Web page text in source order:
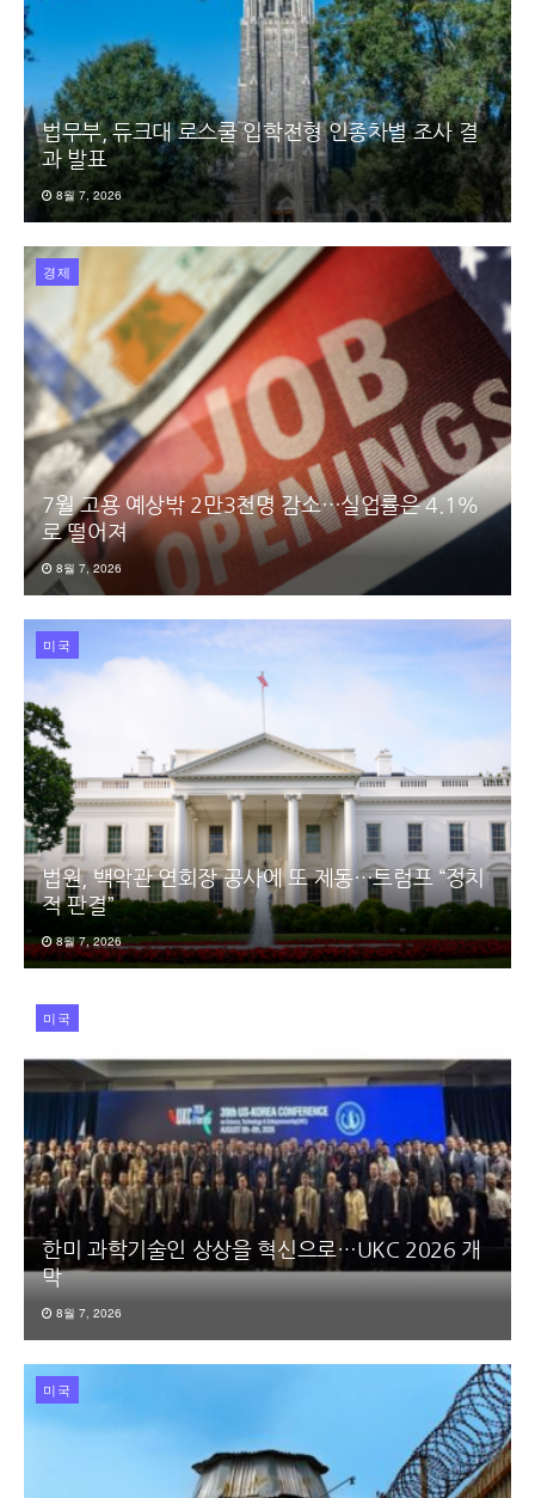
법무부, 듀크대 로스쿨 입학전형 인종차별 조사 결
과 발표
8월 7, 2026
경제
7월 고용 예상밖 2만3천명 감소…실업률은 4.1%
로 떨어져
8월 7, 2026
미국
법원, 백악관 연회장 공사에 또 제동…트럼프 “정치
적 판결”
8월 7, 2026
미국
한미 과학기술인 상상을 혁신으로…UKC 2026 개
막
8월 7, 2026
미국